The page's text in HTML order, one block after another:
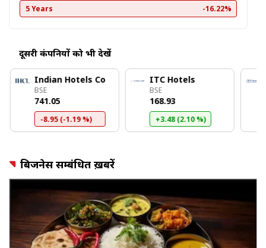
5 Years -16.22%
दूसरी कंपनियों को भी देखें
Indian Hotels Co
BSE
₹741.05
-8.95 (-1.19 %)
ITC Hotels
BSE
₹168.93
+3.48 (2.10 %)
बिजनेस सम्बंधित ख़बरें